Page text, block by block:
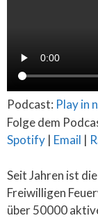
Podcast: Play in
Folge dem
Spotify | Email |
Seit Jahren ist
Freiwilligen
über 50000